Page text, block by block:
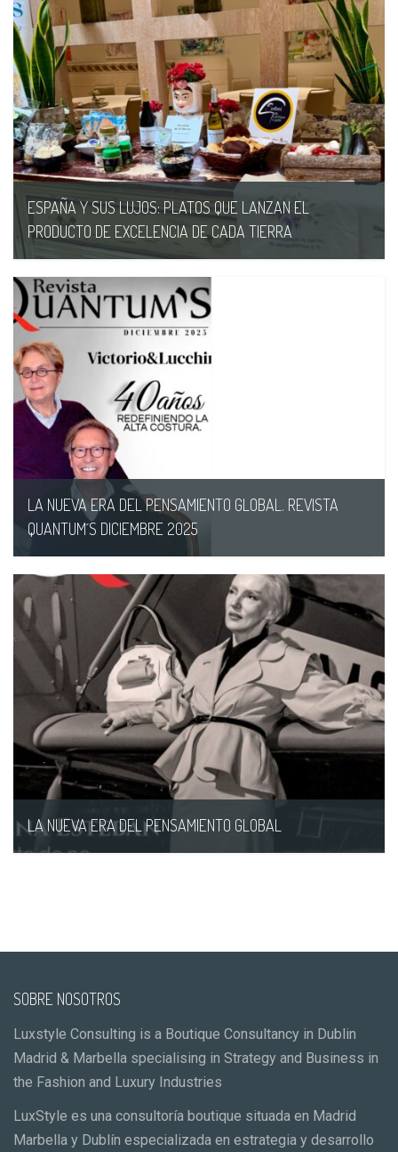
ESPAÑA Y SUS LUJOS: PLATOS QUE LANZAN EL
PRODUCTO DE EXCELENCIA DE CADA TIERRA
16/06/PM
LA NUEVA ERA DEL PENSAMIENTO GLOBAL. REVISTA
QUANTUM´S DICIEMBRE 2025
16/02/AM
LA NUEVA ERA DEL PENSAMIENTO GLOBAL
SOBRE NOSOTROS
Luxstyle Consulting is a Boutique Consultancy in Dublin
Madrid & Marbella specialising in Strategy and Business in
the Fashion and Luxury Industries
LuxStyle es una consultoría boutique situada en Madrid
Marbella y Dublín especializada en estrategia y desarrollo